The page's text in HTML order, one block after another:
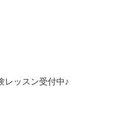
レッスン受付中♪